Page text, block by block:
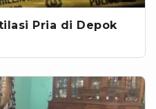
Pria di Depok